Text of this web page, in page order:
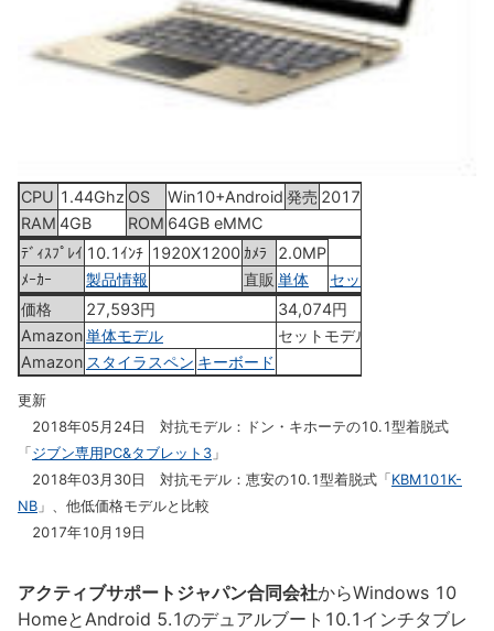
CPU 1.44Ghz OS Win10+Android 発売 2017年10月19日
RAM 4GB ROM 64GB eMMC
ﾃﾞｨｽﾌﾟﾚｲ 10.1ｲﾝﾁ 1920X1200 ｶﾒﾗ
2.0MP
ﾒｰｶｰ
製品情報 直販 単体
セット
価格
27,593円
34,074円
Amazon単体モデル
セットモデル
Amazon スタイラスペン キーボード
更新
2018年05月24日 対抗モデル：ドン・キホーテの10.1型着脱式
「 ジブン専用PC&タブレット3 」
2018年03月30日 対抗モデル：恵安の10.1型着脱式「 KBM101K-
NB 」、他低価格モデルと比較
2017年10月19日
アクティブサポートジャパン合同会社からWindows 10
HomeとAndroid 5.1のデュアルブート10.1インチタブレ